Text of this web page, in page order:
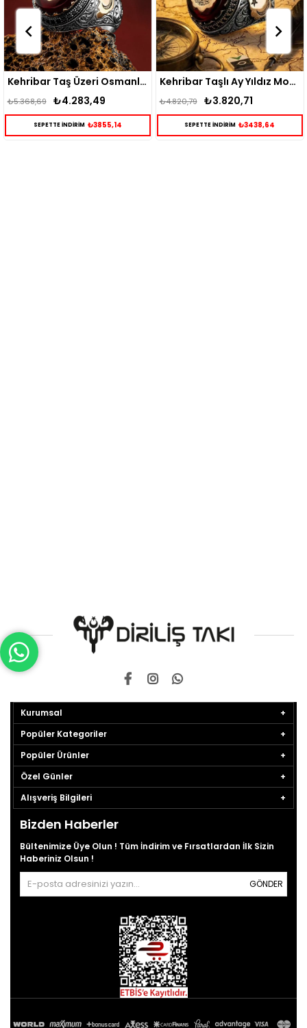
Kehribar Taş Üzeri Osmanlı Tuğrası İşlemeli Gümüş Yüzük
Kehribar Taşlı Ay Yıldız Motifli Gümüş Yüzük
₺3.820,71
₺4.820,79
SEPETTE İNDİRİM ₺3438,64
₺4.820,79
SEPETTE İNDİRİM
Kurumsal
Popüler Kategoriler
Popüler Ürünler
Özel Günler
Alışveriş Bilgileri
Bizden Haberler
Bültenimize Üye Olun ! Tüm İndirim ve Fırsatlardan İlk Sizin
Haberiniz Olsun !
GÖNDER